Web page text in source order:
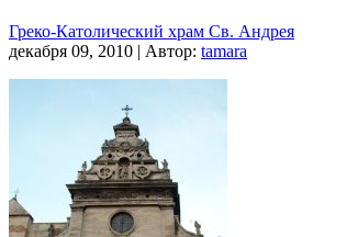
Греко-Католический храм Св. Андрея
декабря 09, 2010 | Автор: tamara